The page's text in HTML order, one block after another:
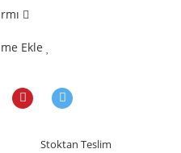
Ekle
Stoktan Teslim